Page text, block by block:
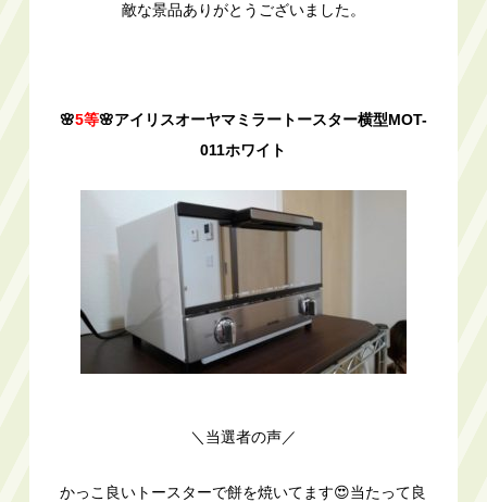
敵な景品ありがとうございました。
🌸5等🌸アイリスオーヤマミラートースター横型MOT-
011ホワイト
＼当選者の声／
かっこ良いトースターで餅を焼いてます😍当たって良